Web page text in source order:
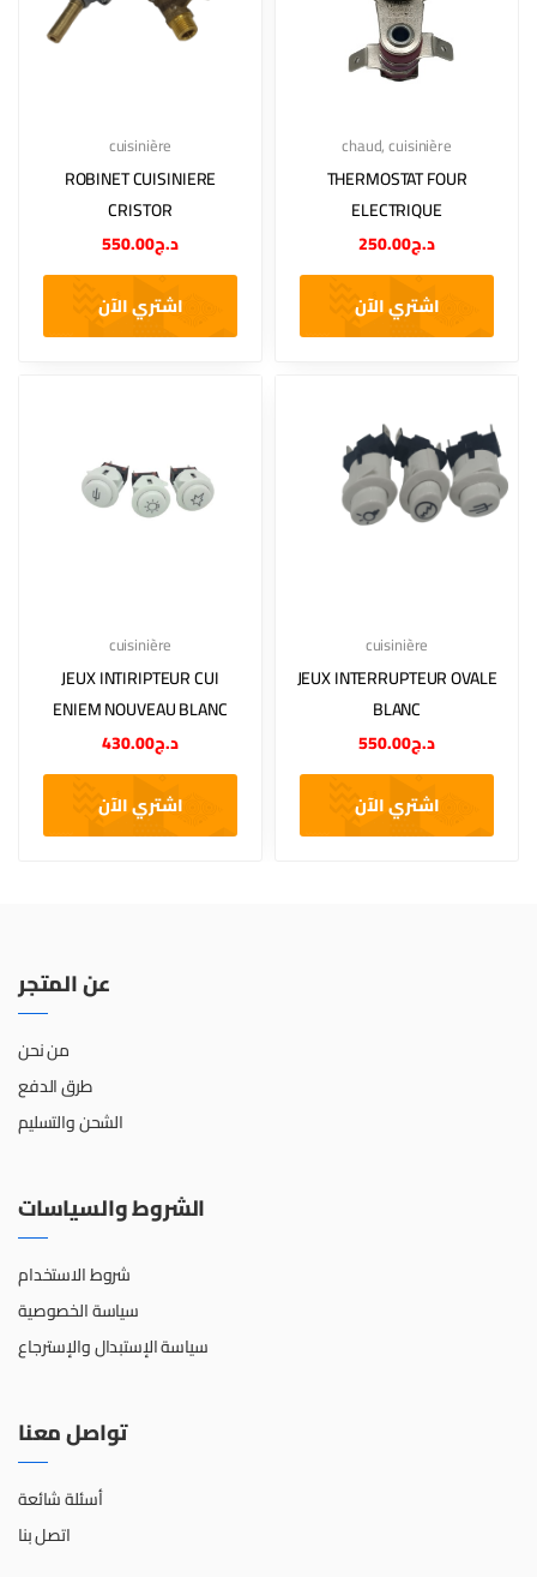
cuisinière
ROBINET CUISINIERE
CRISTOR
د.ج550.00
اشتري الآن
chaud,cuisinière
THERMOSTAT FOUR
ELECTRIQUE
د.ج250.00
اشتري الآن
cuisinière
JEUX INTIRIPTEUR CUI
ENIEM NOUVEAU BLANC
د.ج430.00
اشتري الآن
cuisinière
JEUX INTERRUPTEUR OVALE
BLANC
د.ج550.00
اشتري الآن
عن المتجر
من نحن
طرق الدفع
الشحن والتسليم
الشروط والسياسات
شروط الاستخدام
سياسة الخصوصية
سياسة الإستبدال والإسترجاع
تواصل معنا
أسئلة شائعة
اتصل بنا